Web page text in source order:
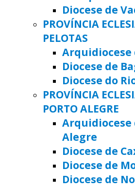
Diocese de
PROVÍNCIA
PELOTAS
Arquidiocese
Diocese de
Diocese do
PROVÍNCIA
PORTO ALEGRE
Arquidiocese
Alegre
Diocese de
Diocese de
Diocese de